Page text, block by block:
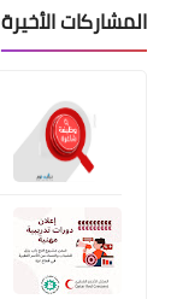
المشاركات الأخيرة